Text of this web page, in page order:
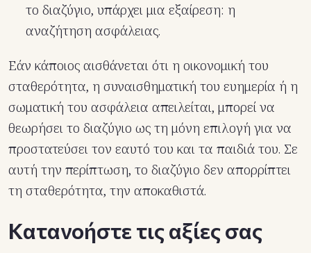
το διαζύγιο, υπάρχει μια εξαίρεση: η
αναζήτηση ασφάλειας.
Εάν κάποιος αισθάνεται ότι η οικονομική του
σταθερότητα, η συναισθηματική του ευημερία ή η
σωματική του ασφάλεια απειλείται, μπορεί να
θεωρήσει το διαζύγιο ως τη μόνη επιλογή για να
προστατεύσει τον εαυτό του και τα παιδιά του. Σε
αυτή την περίπτωση, το διαζύγιο δεν απορρίπτει
τη σταθερότητα, την αποκαθιστά.
Κατανοήστε τις αξίες σας